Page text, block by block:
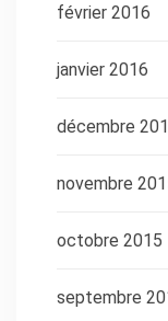
février 2016
janvier 2016
décembre
novembre
octobre 2015
septembre